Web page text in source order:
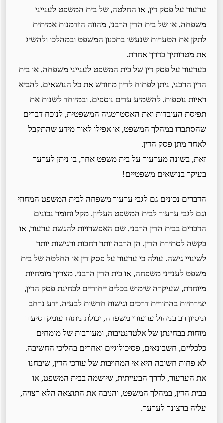
ערעור על פסק דין, או החלטה, של בית המשפט לענייני
משפחה, או של בית הדין הרבני, מהווה הזדמנות אמיתית
לתקן את הטעויות שנעשו בתכנון המשפט ובמהלכו ולהשיג
את מטרותיך בדרך אחרת.
בערעור על פסק דין של בית המשפט לענייני משפחה, או בית
הדין הרבני, ניתן לפתוח לדיון מחודש את כל הנושאים, להביא
ראיות נוספות, להשמיע עדים נוספים, ובמיוחד לשנות את
תפיסת העובדות ואת האסטרטגיה המשפטית, לנוכח דברים
שהסתברו במהלך המשפט, או אפילו לאור מידע שהתקבל
לאחר מתן פסק הדין.
זאת, בשונה מערעור על בית משפט אחר, בו ניתן לערער
בעיקר בנושאים משפטיים!
הדברים נכונים גם לגבי ערעור משפחה לבית המשפט המחוזי
וגם לגבי ערעור לבית המשפט העליון. מקל וחומר נכונים
הדברים בבית הדין הרבני, שם האפשרויות להגשת ערעור, או
בקשה לסתירת הדין, הן הרבה יותר רחבות ורגישות יותר
לשינויי גישה. עולה כי ערעור על פסק דין או החלטה של בית
משפט לענייני משפחה, או בית הדין הרבני, מצריך מומחיות
מיוחדת, שעיקרה שימוש בכלים ייחודיים לבחינת פסק הדין,
יצירתיות בהתוויית דרכים וגישות חדשות לבעיה, ידע נרחב
וניסיון רב בניהול ערעורי משפחה, יכולת ניתוח עומק וסיעור
מוחות בבחינתן של אלטרנטיבות, ומעורבות של מומחים
כלכליים, חשבונאים, פסיכולוגיים ואחרים בהליכי החשיבה.
לא פחות חשובה היא אי המחויבות של עורכי הדין, שיבחנו
את הערעור, לדרך הבעייתית, שיושמה בבית המשפט, או
בבית הדין, במהלך המשפט, והניבה את התוצאה הלא רצויה,
עליה ברצונך לערער.